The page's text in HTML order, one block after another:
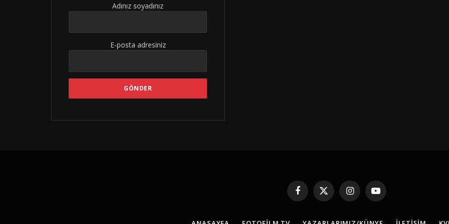
Adınız soyadınız
E-posta adresiniz
Facebook
X
(Twitter)
InstagramYouTube